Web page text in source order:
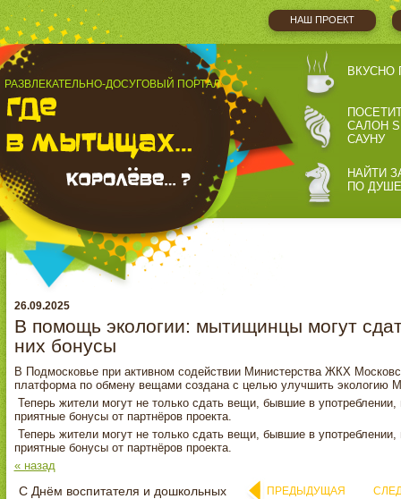
НАШ ПРОЕКТ
РАЗВЛЕКАТЕЛЬНО-ДОСУГОВЫЙ ПОРТАЛ
ВКУСНО
САЛОН
САУНУ
НАЙТИ
ПО ДУШЕ
26.09.2025
В помощь экологии: мытищинцы могут
них бонусы
В Подмосковье при активном содействии Министерства ЖКХ
платформа по обмену вещами создана с целью улучшить экологию
Теперь жители могут не только сдать вещи, бывшие в
приятные бонусы от партнёров проекта.
Теперь жители могут не только сдать вещи, бывшие в
приятные бонусы от партнёров проекта.
« назад
С Днём воспитателя и дошкольных
ПРЕДЫДУЩАЯ